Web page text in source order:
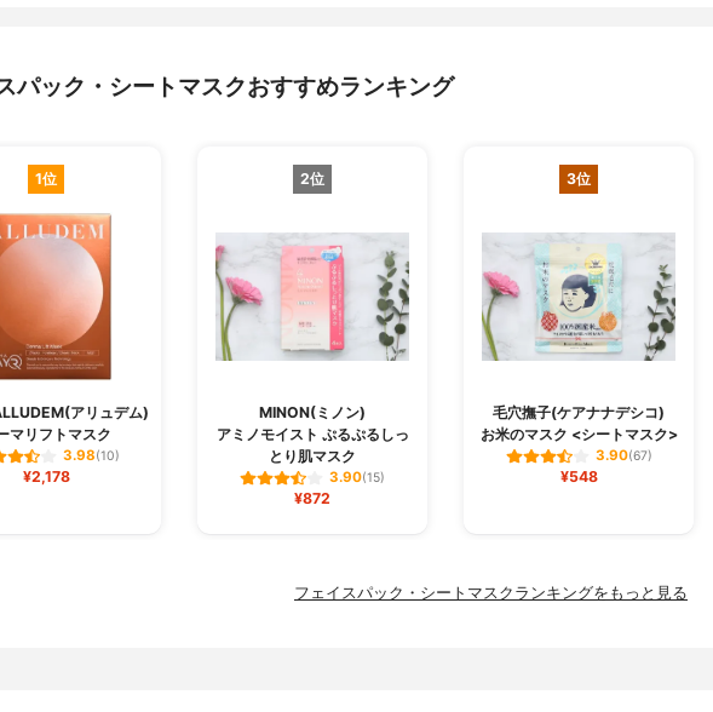
パック・シートマスクおすすめランキング
1位
アリュデム)
マリフトマスク
3.98(10)
¥2,178
2位
MINON(ミノン)
アミノモイスト ぷるぷるしっ
とり肌マスク
3.90(15)
¥872
3位
毛穴撫子(ケアナナデシコ)
お米のマスク <シートマスク>
3.90(67)
¥548
フェイスパック・シートマスクランキングをもっと見る